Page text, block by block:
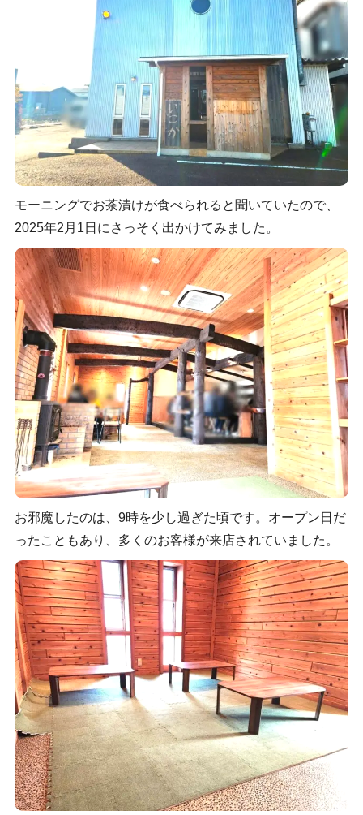
モーニングでお茶漬けが食べられると聞いていたので、
2025年2月1日にさっそく出かけてみました。
お邪魔したのは、9時を少し過ぎた頃です。オープン日だ
ったこともあり、多くのお客様が来店されていました。